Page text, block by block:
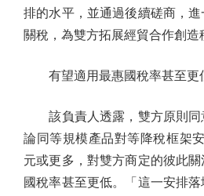
排的水平，並通過後續磋商，
關稅，為雙方拓展經貿合作創造
有望適用最惠國稅率甚至更
該負責人透露，雙方原則同
論同等規模產品對等降稅框架
元或更多，對雙方商定的彼此
國稅率甚至更低。「這一安排